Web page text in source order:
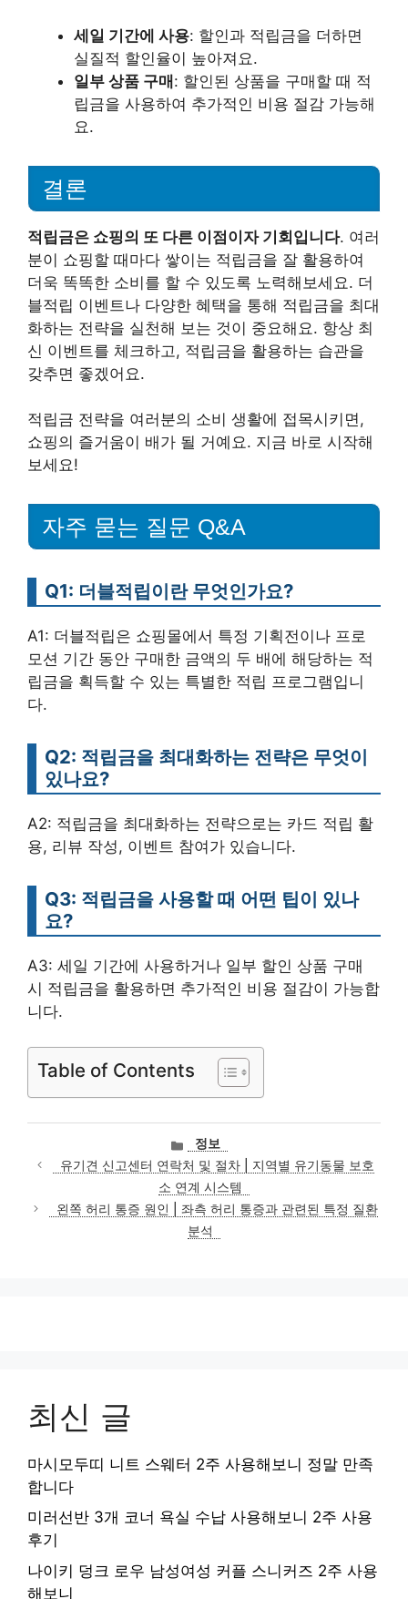
세일 기간에 사용: 할인과 적립금을 더하면
실질적 할인율이 높아져요.
일부 상품 구매 : 할인된 상품을 구매할 때 적
립금을 사용하여 추가적인 비용 절감 가능해
요.
결론
적립금은 쇼핑의 또 다른 이점이자 기회입니다. 여러
분이 쇼핑할 때마다 쌓이는 적립금을 잘 활용하여
더욱 똑똑한 소비를 할 수 있도록 노력해보세요. 더
블적립 이벤트나 다양한 혜택을 통해 적립금을 최대
화하는 전략을 실천해 보는 것이 중요해요. 항상 최
신 이벤트를 체크하고, 적립금을 활용하는 습관을
갖추면 좋겠어요.
적립금 전략을 여러분의 소비 생활에 접목시키면,
쇼핑의 즐거움이 배가 될 거예요. 지금 바로 시작해
보세요!
자주 묻는 질문 Q&A
Q1: 더블적립이란 무엇인가요?
A1: 더블적립은 쇼핑몰에서 특정 기획전이나 프로
모션 기간 동안 구매한 금액의 두 배에 해당하는 적
립금을 획득할 수 있는 특별한 적립 프로그램입니
다.
Q2: 적립금을 최대화하는 전략은 무엇이
있나요?
A2: 적립금을 최대화하는 전략으로는 카드 적립 활
용, 리뷰 작성, 이벤트 참여가 있습니다.
Q3: 적립금을 사용할 때 어떤 팁이 있나
요?
A3: 세일 기간에 사용하거나 일부 할인 상품 구매
시 적립금을 활용하면 추가적인 비용 절감이 가능합
니다.
Table of Contents
카
테
고
리
정보
유기견 신고센터 연락처 및 절차 | 지역별 유기동물 보호
소 연계 시스템
왼쪽 허리 통증 원인 | 좌측 허리 통증과 관련된 특정 질환
분석
최신 글
마시모두띠 니트 스웨터 2주 사용해보니 정말 만족
합니다
미러선반 3개 코너 욕실 수납 사용해보니 2주 사용
후기
나이키 덩크 로우 남성여성 커플 스니커즈 2주 사용
해보니